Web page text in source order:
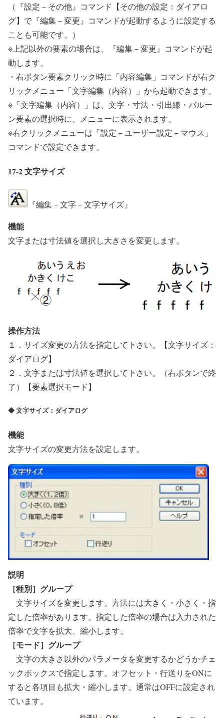
（『設定－その他』コマンド【その他の設定：ダイアロ
グ】で『編集－変更』コマンドが起動するように設定する
ことも可能です。）
※上記以外の要素の場合は、『編集－変更』コマンドが起
動します。
・右ボタン要素クリック時に「内容編集」コマンドが右ク
リックメニュー「文字編集（内容）」から起動できます。
※「文字編集（内容）」は、文字・寸法・引出線・バルー
ン要素の選択時に、メニューに表示されます。
※右クリックメニューは「設定－ユーザー設定－マウス」
コマンドで設定できます。
17-2 文字サイズ
『編集－文字－文字サイズ』
機能
文字または寸法値を選択し大きさを変更します。
操作方法
１．サイズ変更の方法を指定して下さい。【文字サイズ：
ダイアログ】
２．文字または寸法値を選択して下さい。（右ボタンで終
了）【要素選択モード】
◆ 文字サイズ：ダイアログ
機能
文字サイズの変更方法を設定します。
説明
［種別］グループ
文字サイズを変更します。方法には大きく・小さく・指
定した倍率があります。指定した倍率の場合は入力された
倍率で文字を拡大、縮小します。
［モード］グループ
文字の大きさ以外のパラメータを変更するかどうかチェ
ックボックスで指定します。オフセット・行送りをONに
すると各項目も拡大・縮小します。通常はOFFに設定され
ています。